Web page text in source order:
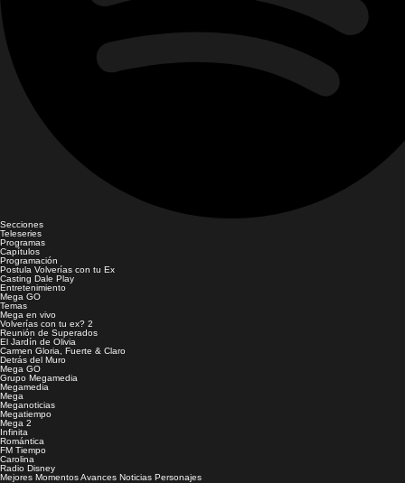
Secciones
Teleseries
Programas
Capítulos
Programación
Postula Volverías con tu Ex
Casting Dale Play
Entretenimiento
Mega GO
Temas
Mega en vivo
Volverías con tu ex? 2
Reunión de Superados
El Jardín de Olivia
Carmen Gloria, Fuerte & Claro
Detrás del Muro
Mega GO
Grupo Megamedia
Megamedia
Mega
Meganoticias
Megatiempo
Mega 2
Infinita
Romántica
FM Tiempo
Carolina
Radio Disney
Mejores MomentosAvances Noticias Personajes